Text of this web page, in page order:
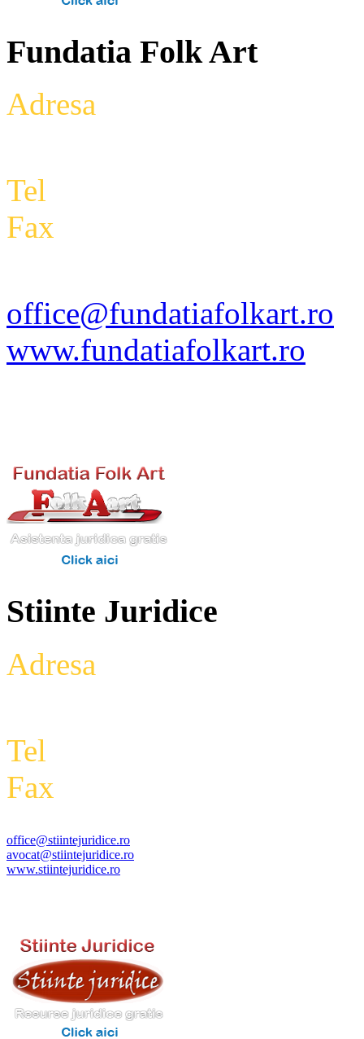
Fundatia Folk Art
Adresa
Tel
Fax
office@fundatiafolkart.ro
www.fundatiafolkart.ro
Stiinte Juridice
Adresa
Tel
Fax
office@stiintejuridice.ro
avocat@stiintejuridice.ro
www.stiintejuridice.ro